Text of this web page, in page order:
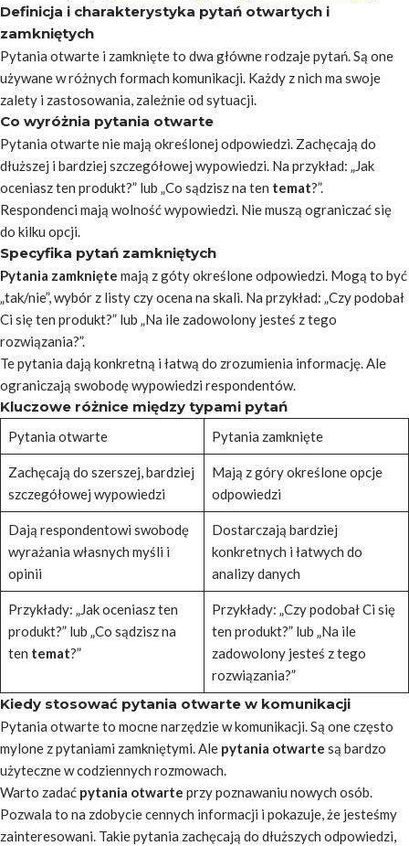
Definicja i charakterystyka pytań otwartych i
zamkniętych
Pytania otwarte i zamknięte to dwa główne rodzaje pytań. Są one
używane w różnych formach komunikacji. Każdy z nich ma swoje
zalety i zastosowania, zależnie od sytuacji.
Co wyróżnia pytania otwarte
Pytania otwarte nie mają określonej odpowiedzi. Zachęcają do
dłuższej i bardziej szczegółowej wypowiedzi. Na przykład: „Jak
oceniasz ten produkt?” lub „Co sądzisz na ten temat?”.
Respondenci mają wolność wypowiedzi. Nie muszą ograniczać się
do kilku opcji.
Specyfika pytań zamkniętych
Pytania zamknięte mają z góty określone odpowiedzi. Mogą to być
„tak/nie”, wybór z listy czy ocena na skali. Na przykład: „Czy podobał
Ci się ten produkt?” lub „Na ile zadowolony jesteś z tego
rozwiązania?”.
Te pytania dają konkretną i łatwą do zrozumienia informację. Ale
ograniczają swobodę wypowiedzi respondentów.
Kluczowe różnice między typami pytań
Pytania otwarte Pytania zamknięte
Zachęcają do szerszej, bardziej
szczegółowej wypowiedzi
Mają z góry określone opcje
odpowiedzi
Dają respondentowi swobodę
wyrażania własnych myśli i
opinii
Dostarczają bardziej
konkretnych i łatwych do
analizy danych
Przykłady: „Jak oceniasz ten
produkt?” lub „Co sądzisz na
ten temat?”
Przykłady: „Czy podobał Ci się
ten produkt?” lub „Na ile
zadowolony jesteś z tego
rozwiązania?”
Kiedy stosować pytania otwarte w komunikacji
Pytania otwarte to mocne narzędzie w komunikacji. Są one często
mylone z pytaniami zamkniętymi. Ale pytania otwarte są bardzo
użyteczne w codziennych rozmowach.
Warto zadać pytania otwarte przy poznawaniu nowych osób.
Pozwala to na zdobycie cennych informacji i pokazuje, że jesteśmy
zainteresowani. Takie pytania zachęcają do dłuższych odpowiedzi,